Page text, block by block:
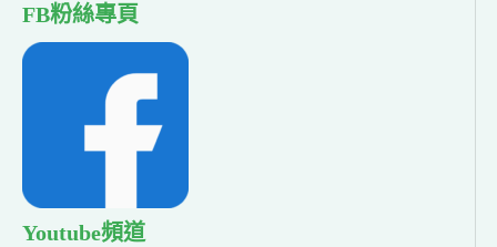
FB粉絲專頁
Youtube頻道